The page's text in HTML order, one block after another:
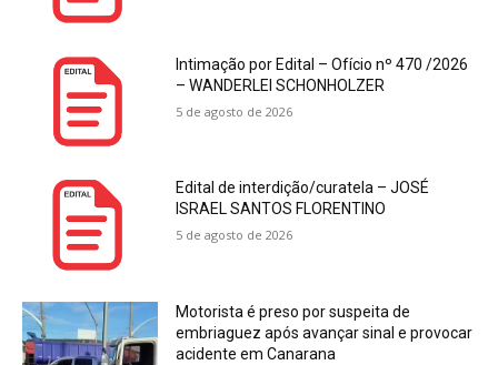
Intimação por Edital – Ofício nº 470 /2026
– WANDERLEI SCHONHOLZER
5 de agosto de 2026
Edital de interdição/curatela – JOSÉ
ISRAEL SANTOS FLORENTINO
5 de agosto de 2026
Motorista é preso por suspeita de
embriaguez após avançar sinal e provocar
acidente em Canarana